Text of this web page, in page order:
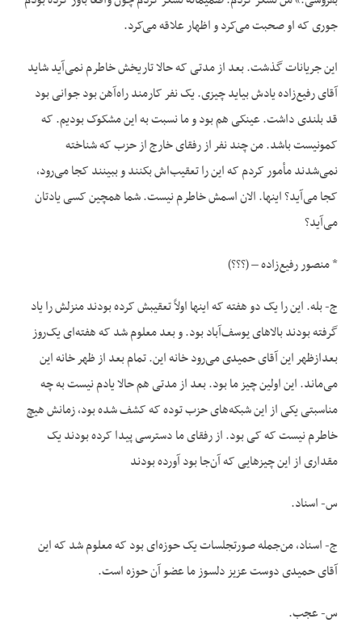
جوری که او صحبت می‌کرد و اظهار علاقه می‌کرد.
این جریانات گذشت. بعد از مدتی که حالا تاریخش خاطرم نمی‌آید شاید
آقای رفیع‌زاده یادش بیاید چیزی. یک نفر کارمند راه‌آهن بود جوانی بود
قد بلندی داشت. عینکی هم بود و ما نسبت به این مشکوک بودیم. که
کمونیست باشد. من چند نفر از رفقای خارج از حزب که شناخته
نمی‌شدند مأمور کردم که این را تعقیب‌اش بکنند و ببینند کجا می‌رود،
کجا می‌آید؟ اینها. الان اسمش خاطرم نیست. شما همچین کسی یادتان
می‌آید؟
* منصور رفیع‌زاده – (؟؟؟)
ج- بله. این را یک دو هفته که اینها اولاً تعقیبش کرده بودند منزلش را یاد
گرفته بودند بالاهای یوسف‌آباد بود. و بعد معلوم شد که هفته‌ای یک‌روز
بعدازظهر این آقای حمیدی می‌رود خانه این. تمام بعد از ظهر خانه این
می‌ماند. این اولین چیز ما بود. بعد از مدتی هم حالا یادم نیست به چه
مناسبتی یکی از این شبکه‌های حزب توده که کشف شده بود، زمانش هیچ
خاطرم نیست که کی بود. از رفقای ما دسترسی پیدا کرده بودند یک
مقداری از این چیزهایی که آن‌جا بود آورده بودند
س- اسناد.
ج- اسناد، من‌جمله صورتجلسات یک حوزه‌ای بود که معلوم شد که این
آقای حمیدی دوست عزیز دلسوز ما عضو آن حوزه است.
س- عجب.